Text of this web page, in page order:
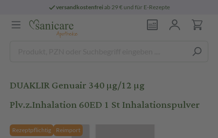
versandkostenfreiab 29 € und für E-Rezepte
DUAKLIR Genuair 340 µg/12 µg
Plv.z.Inhalation 60ED 1 St Inhalationspulver
Rezeptpflichtig Reimport